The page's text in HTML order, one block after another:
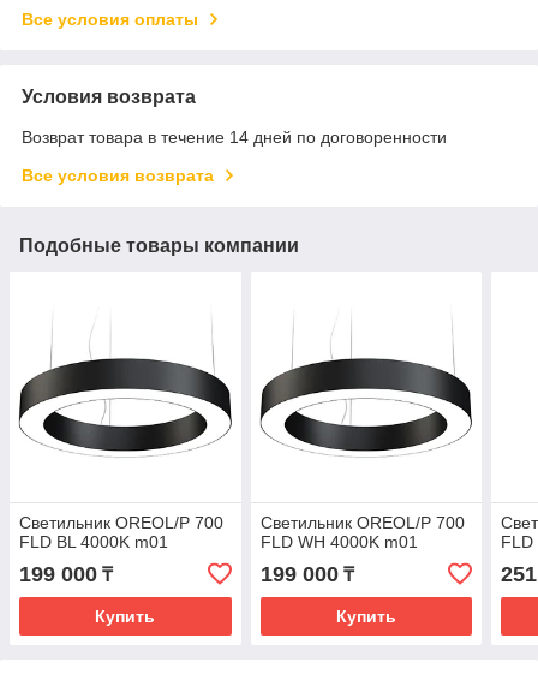
Все условия оплаты
Условия возврата
Возврат товара в течение 14 дней по договоренности
Все условия возврата
Подобные товары компании
Светильник OREOL/P 700
FLD BL 4000K m01
199 000 ₸
Купить
Светильник OREOL/P 700
FLD WH 4000K m01
199 000₸
Купить
FLD